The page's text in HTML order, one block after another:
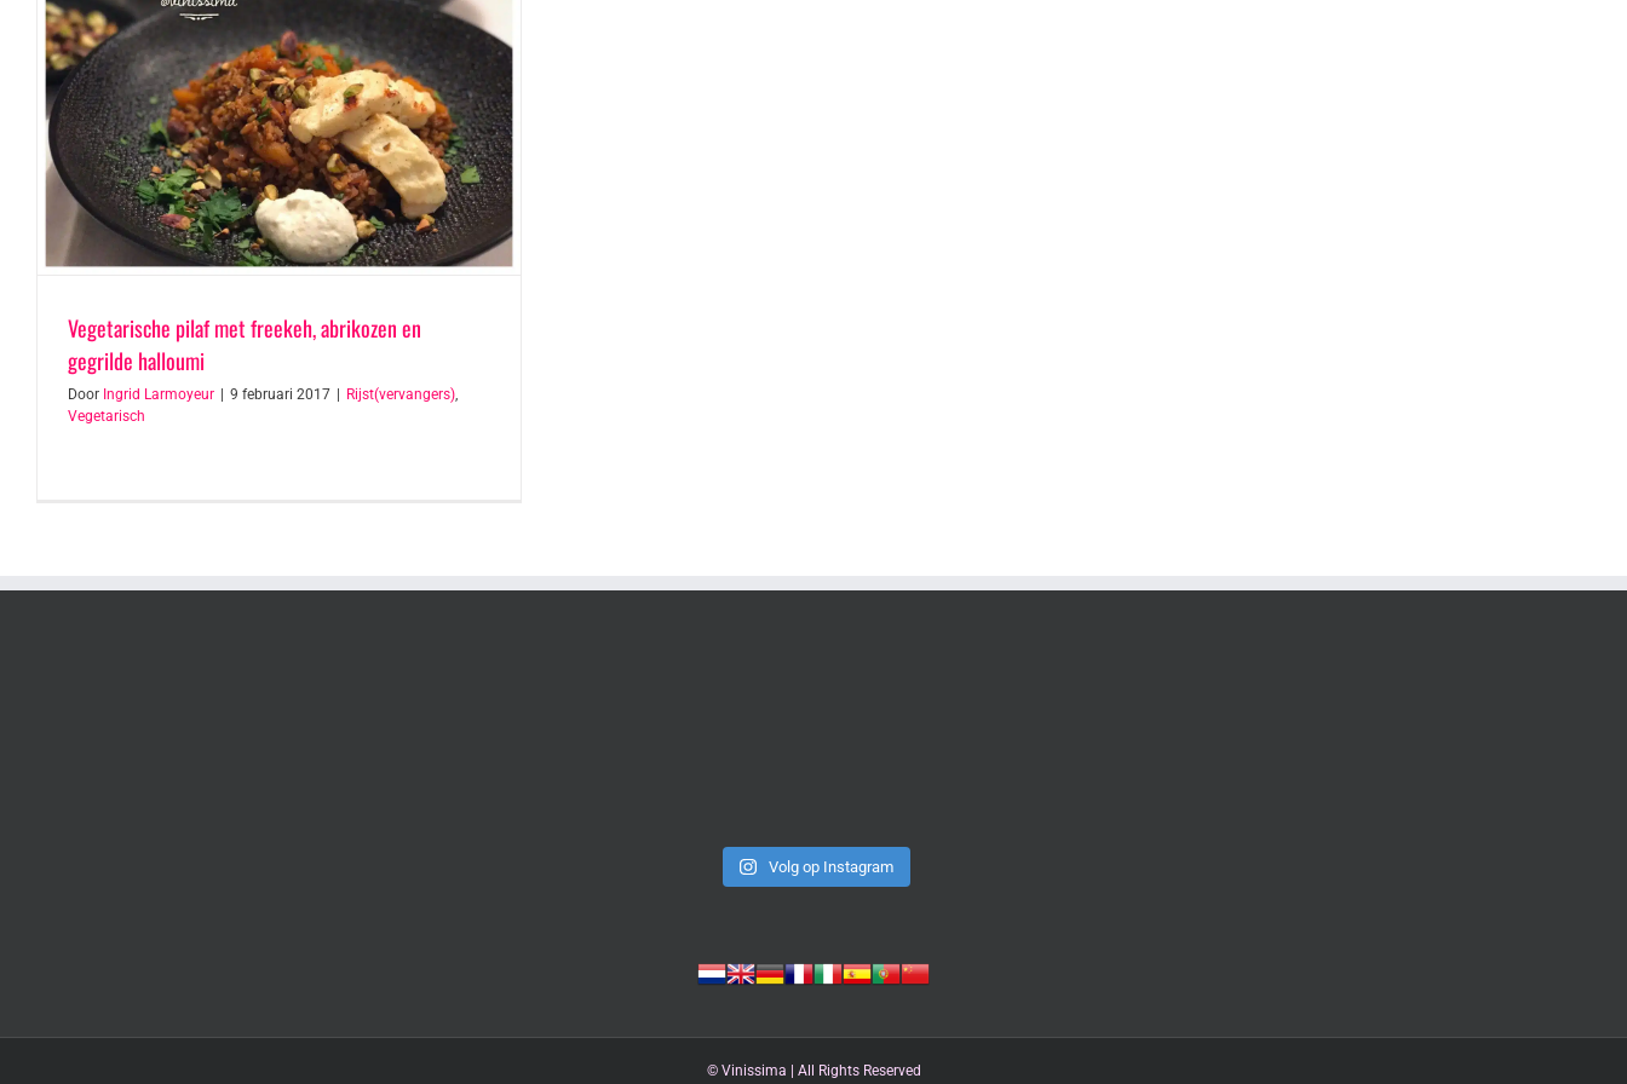
Vegetarische pilaf met freekeh, abrikozen en
gegrilde halloumi
Door Ingrid Larmoyeur 9 februari 2017 Rijst(vervangers),
Vegetarisch
Volg op Instagram
© Vinissima | All Rights Reserved